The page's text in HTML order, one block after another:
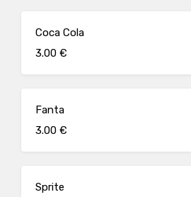
Coca Cola
3.00 €
Fanta
3.00 €
Sprite